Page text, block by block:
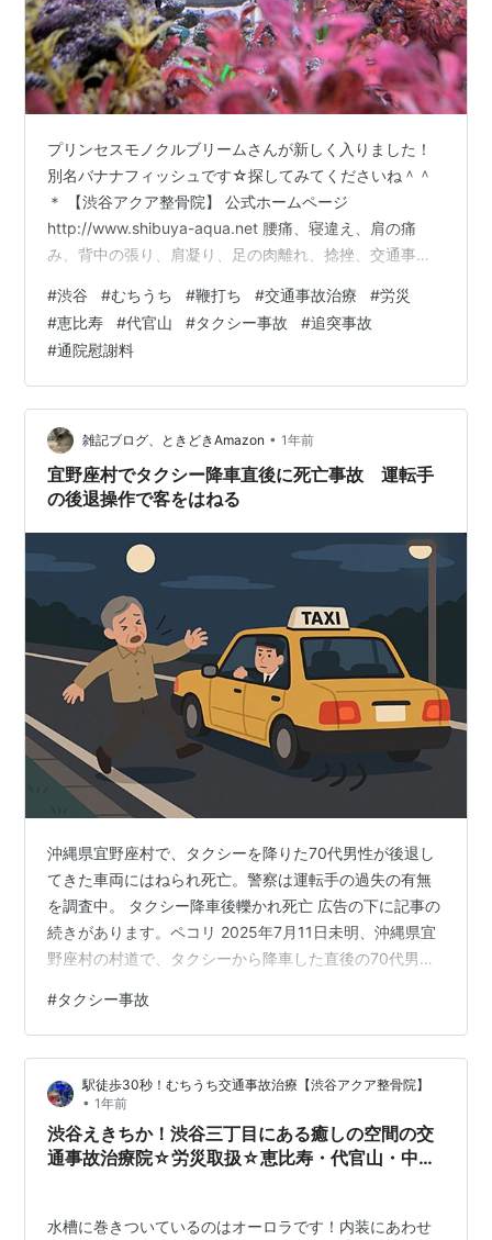
プリンセスモノクルブリームさんが新しく入りました！
別名バナナフィッシュです☆探してみてくださいね＾＾
＊ 【渋谷アクア整骨院】 公式ホームページ
http://www.shibuya-aqua.net 腰痛、寝違え、肩の痛
み、背中の張り、肩凝り、足の肉離れ、捻挫、交通事故
は是非、お気軽にお問い合わせ、ご来院下さい。 各種健
康保険取扱、労災、交通事故治療取扱/口コミで評判・オ
ススメになっている安心・安全の整骨院です。 マッサー
ジ・整体・指圧フリーダイヤル・・０１２０－９７３－
９３６ (繋がらない方は０３－６７１２－６５６７）どの
ような症状の方も、お気…
#渋谷 #むちうち #鞭打ち #交通事故治療 #労災
#恵比寿 #代官山 #タクシー事故 #追突事故
#通院慰謝料
雑記ブログ、ときどきAmazon • 1年前
宜野座村でタクシー降車直後に死亡事故 運転手
の後退操作で客をはねる
沖縄県宜野座村で、タクシーを降りた70代男性が後退し
てきた車両にはねられ死亡。警察は運転手の過失の有無
を調査中。 タクシー降車後轢かれ死亡 広告の下に記事の
続きがあります。ペコリ 2025年7月11日未明、沖縄県宜
野座村の村道で、タクシーから降車した直後の70代男性
故が発生した。現場は街灯が少ない夜間の道路で、運転
手は「後方の客に気づかなかった」と説明。警察は、業
務上過失致死の可能性も含めて調査を進めている。 発生
日時 2025年7月11日 午前0時30分ごろ 場所 沖縄県宜野
座村漢那の村道 被害者 地元在住の70代男性 加害車両 タ
クシー（降…
#タクシー事故
駅徒歩30秒！むちうち交通事故治療【渋谷アクア整骨院】
• 1年前
渋谷えきちか！渋谷三丁目にある癒しの空間の交
通事故治療院☆労災取扱☆恵比寿・代官山・中目
水槽に巻きついているのはオーロラです！内装にあわせ